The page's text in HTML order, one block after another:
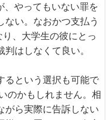
やってもいない罪を
い。なおかつ支払う
、大学生の彼にとっ
はしなくて良い。
るという選択も可能で
のかもしれません。相
がら実際に告訴しない